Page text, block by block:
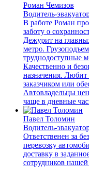
Роман Чемизов
Водитель-
В работе Роман
заботу о
Дежурит на
метро.
труднодоступные
Качественно и
назначения.
заказчиком или
Автовладельцы
чаще в дневные
Павел Толомин
Водитель-
Ответственен за
перевозку
доставку в
сотрудников